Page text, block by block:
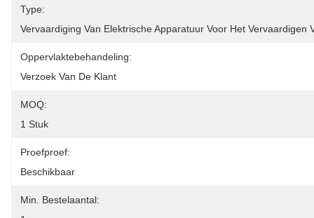
Type:
Vervaardiging Van Elektrische Apparatuur Voor Het Vervaardigen
Oppervlaktebehandeling:
Verzoek Van De Klant
MOQ:
1 Stuk
Proefproef:
Beschikbaar
Min. Bestelaantal: